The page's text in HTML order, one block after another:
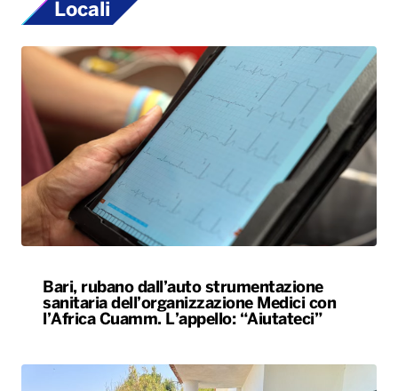
Locali
Bari, rubano dall’auto strumentazione
sanitaria dell’organizzazione Medici con
l’Africa Cuamm. L’appello: “Aiutateci”